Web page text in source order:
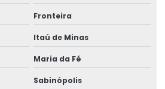
Com Talhas Elétricas
De Elevadores
de ponte rolante
Fronteira
Itaú de Minas
Maria da Fé
Sabinópolis